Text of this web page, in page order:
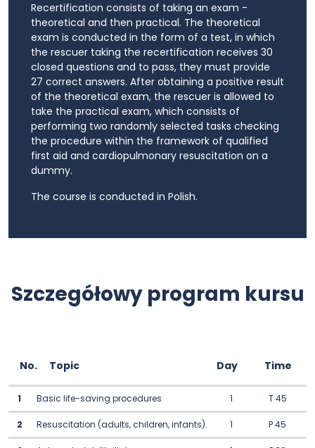
Recertification consists of taking an exam -
theoretical and then practical. The theoretical
exam is conducted in the form of a test, in which
the rescuer taking the recertification receives 30
closed questions and to pass, they must provide
27 correct answers. After obtaining a positive result
of the theoretical exam, the rescuer is allowed to
take the practical exam, which consists of
performing two randomly selected tasks checking
the procedure within the framework of qualified
first aid and cardiopulmonary resuscitation on a
dummy.
The course is conducted in Polish.
Szczegółowy program kursu
No. Topic Day Time
1 Basic life-saving procedures 1 T 45
2 Resuscitation (adults, children, infants). 1 P 45